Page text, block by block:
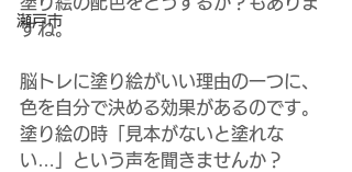
瀬戸市
すね。
脳トレに塗り絵がいい理由の一つに、
色を自分で決める効果があるのです。
塗り絵の時「見本がないと塗れな
い…」という声を聞きませんか？